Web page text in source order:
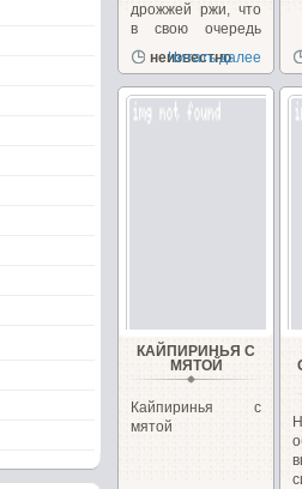
дрожжей ржи, что
в свою очередь
дает...
неизвестно
Читать далее
КАЙПИРИНЬЯ С
МЯТОЙ
Кайпиринья с
мятой